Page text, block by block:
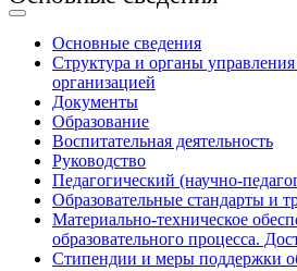
Основные сведения
Структура и органы управления
организацией
Документы
Образование
Воспитательная деятельность
Руководство
Педагогический (научно-
Образовательные стандарты и
Материально-техническое
образовательного процесса.
Стипендии и меры поддержки